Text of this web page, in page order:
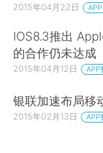
2015年04月22日
IOS8.3推出
的合作仍未达成
2015年04月12日 APP
银联加速布局移
2015年02月13日 APP